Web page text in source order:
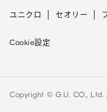
ユニクロ セオリー
Cookie設定
Copyright © G.U. CO.,